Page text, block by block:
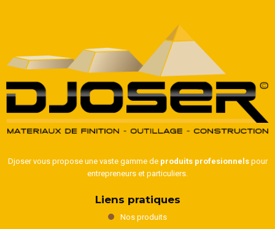
Djoser vous propose une vaste gamme de produits profesionnelspour
entrepreneurs et particuliers.
Liens pratiques
Nos produits